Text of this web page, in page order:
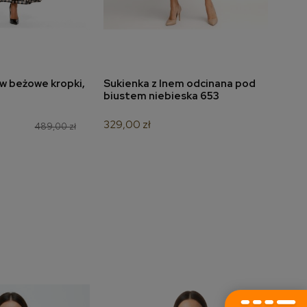
koszyka
beżowe kropki,
489,00 zł
dodaj do koszyka
Sukienka z lnem odcinana pod
biustem niebieska 653
329,00 zł